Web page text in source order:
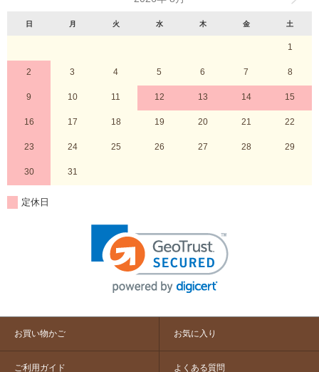
日 月 火 水 木 金 土
1
2 3 4 5 6 7 8
9 10 11 12 13 14 15
16 17 18 19 20 21 22
23 24 25 26 27 28 29
30 31
定休日
お買い物かご お気に入り
ご利用ガイド よくある質問